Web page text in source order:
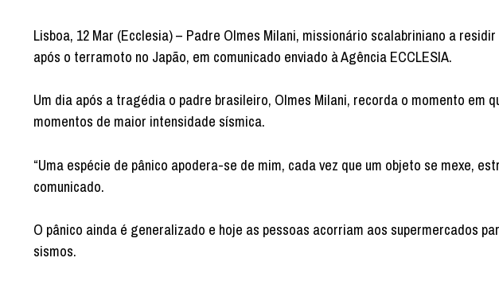
Lisboa, 12 Mar (Ecclesia) – Padre Olmes Milani, missionário scalabriniano a
após o terramoto no Japão, em comunicado enviado à Agência ECCLESIA.
Um dia após a tragédia o padre brasileiro, Olmes Milani, recorda o momento em
momentos de maior intensidade sísmica.
“Uma espécie de pânico apodera-se de mim, cada vez que um objeto se mexe,
comunicado.
O pânico ainda é generalizado e hoje as pessoas acorriam aos supermercados
sismos.